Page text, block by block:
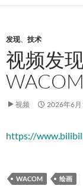
发现、 技术
视频发
视频 2026年6月
https://
WACOM 绘画